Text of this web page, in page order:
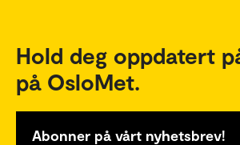
Hold deg oppdatert
på OsloMet.
Abonner på vårt nyhetsbrev!